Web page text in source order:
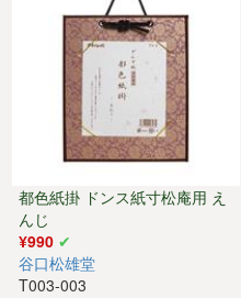
都色紙掛 ドンス紙寸松庵用 え
んじ
¥990
谷口松雄堂
T003-003